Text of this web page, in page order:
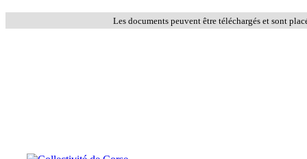
Les documents peuvent être téléchargés et sont